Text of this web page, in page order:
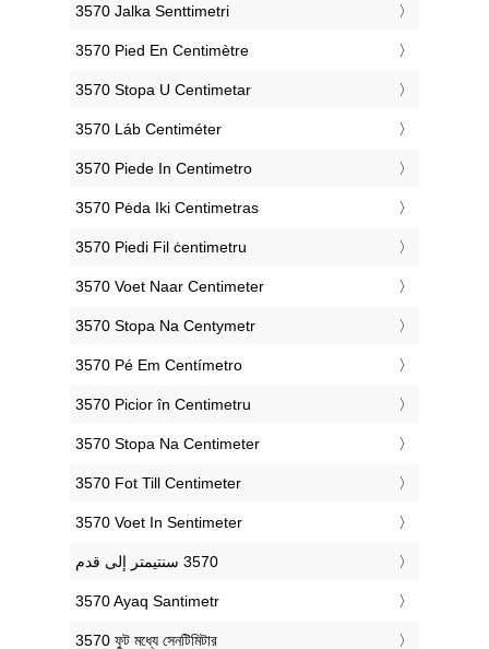
‎3570 Jalka Senttimetri
‎3570 Pied En Centimètre
‎3570 Stopa U Centimetar
‎3570 Láb Centiméter
‎3570 Piede In Centimetro
‎3570 Pėda Iki Centimetras
‎3570 Piedi Fil ċentimetru
‎3570 Voet Naar Centimeter
‎3570 Stopa Na Centymetr
‎3570 Pé Em Centímetro
‎3570 Picior în Centimetru
‎3570 Stopa Na Centimeter
‎3570 Fot Till Centimeter
‎3570 Voet In Sentimeter
‎3570 Ayaq Santimetr
‎3570 ফুট মধ্যে সেনটিমিটার